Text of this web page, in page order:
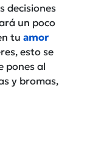
decisiones
un poco
tu amor
esto se
pones al
y bromas,